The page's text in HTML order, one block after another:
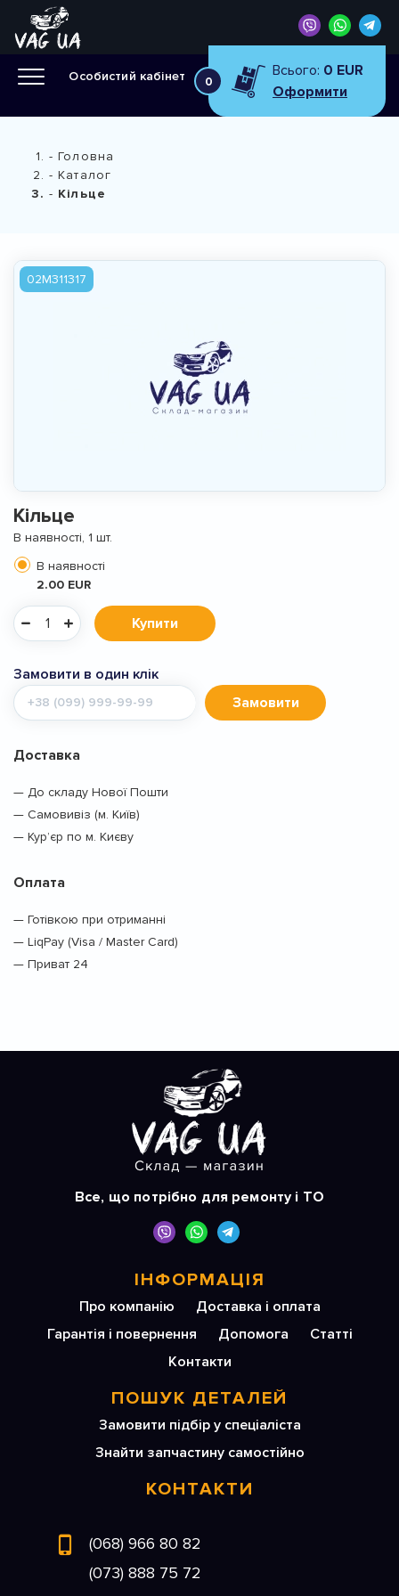
Особистий кабінет 0
Всього: 0 EUR
Оформити
Головна
Каталог
Кільце
02M311317
Кільце
В наявності, 1 шт.
В наявності
2.00 EUR
Купити
Замовити в один клік
Мобільний
телефон
Замовити
Доставка
— До складу Нової Пошти
— Самовивіз (м. Київ)
— Кур’єр по м. Києву
Оплата
— Готівкою при отриманні
— LiqPay (Visa / Master Card)
— Приват 24
Все, що потрібно для ремонту і ТО
ІНФОРМАЦІЯ
Про компанію
Доставка і оплата
Гарантія і повернення
Допомога
Статті
Контакти
ПОШУК ДЕТАЛЕЙ
Замовити підбір у спеціаліста
Знайти запчастину самостійно
КОНТАКТИ
(068) 966 80 82
(073) 888 75 72